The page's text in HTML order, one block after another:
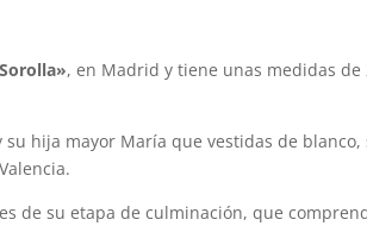
, en Madrid y tiene unas medidas de
hija mayor María que vestidas de blanco,
de su etapa de culminación, que